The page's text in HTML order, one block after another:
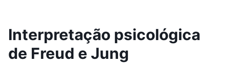
Interpretação psicológica
de Freud e Jung